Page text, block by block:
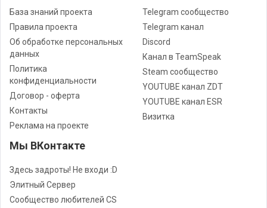
База знаний проекта
Правила проекта
Об обработке персональных
данных
Политика
конфиденциальности
Договор - оферта
Контакты
Реклама на проекте
Telegram сообщество
Telegram канал
Discord
Канал в TeamSpeak
Steam сообщество
YOUTUBE канал ZDT
YOUTUBE канал ESR
Визитка
Мы ВКонтакте
Здесь задроты! Не входи :D
Элитный Сервер
Сообщество любителей CS